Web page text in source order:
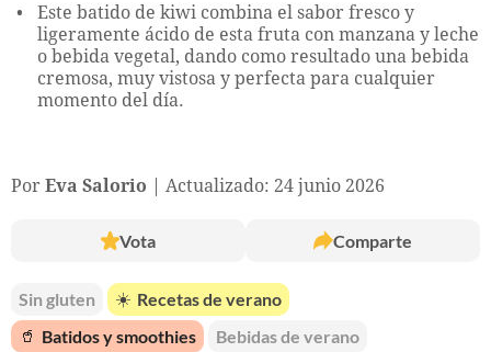
Este batido de kiwi combina el sabor fresco y
ligeramente ácido de esta fruta con manzana y leche
o bebida vegetal, dando como resultado una bebida
cremosa, muy vistosa y perfecta para cualquier
momento del día.
Por Eva Salorio Actualizado: 24 junio 2026
Vota Comparte
Sin gluten ☀️ Recetas de verano
🥤 Batidos y smoothies
Bebidas de verano